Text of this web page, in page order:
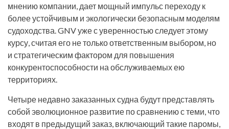
мнению компании, дает мощный импульс переходу к
более устойчивым и экологически безопасным моделям
судоходства. GNV уже с уверенностью следует этому
курсу, считая его не только ответственным выбором, но
и стратегическим фактором для повышения
конкурентоспособности на обслуживаемых ею
территориях.
Четыре недавно заказанных судна будут представлять
собой эволюционное развитие по сравнению с теми, что
входят в предыдущий заказ, включающий такие паромы,